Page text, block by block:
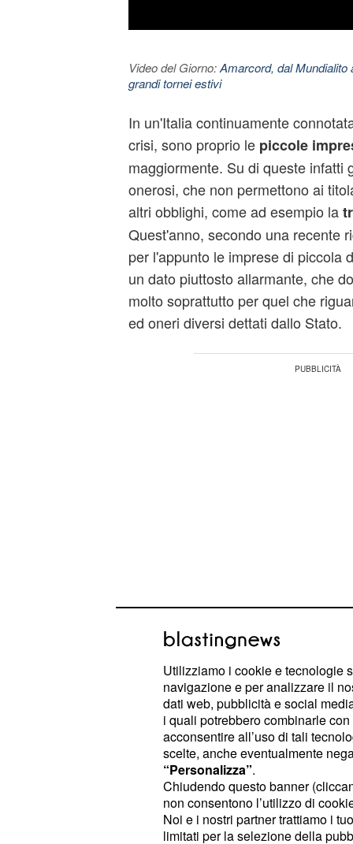
Video del Giorno:Amarcord, dal Mundialito
grandi tornei estivi
In un'Italia continuamente
crisi, sono proprio le piccole
maggiormente. Su di queste infatti
onerosi, che non permettono ai
altri obblighi, come ad esempio la
Quest'anno, secondo una recente
per l'appunto le imprese di piccola
un dato piuttosto allarmante, che
molto soprattutto per quel che
ed oneri diversi dettati dallo Stato.
Oltre alle difficoltà a far perdurare
delle medie e grandi imprese,
dei paletti allo sviluppo della
tredicesima nei confronti dei
Tredicesime a
sulle piccole imprese
La fine dell'anno si avvicina e, se
Utilizziamo i cookie e tecnologie
navigazione e per analizzare il
dati web, pubblicità e social
i quali potrebbero combinarle
acconsentire all’uso di tali
scelte, anche eventualmente
“Personalizza”.
Chiudendo questo banner
non consentono l’utilizzo di
Noi e i nostri partner trattiamo i
limitati per la selezione della